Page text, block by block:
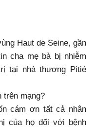
Haut de Seine, gần
cha mẹ bà bị nhiễm
tại nhà thương Pitié
trên mạng?
cám ơn tất cả nhân
của họ đối với bệnh